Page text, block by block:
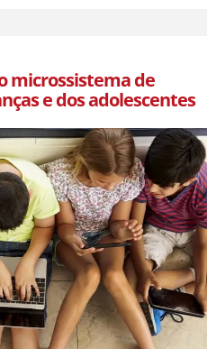
microssistema de
e dos adolescentes